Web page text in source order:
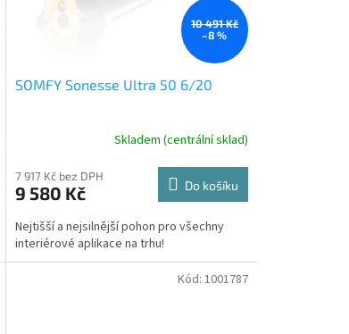
10 491 Kč
–8 %
SOMFY Sonesse Ultra 50 6/20
Skladem (centrální sklad)
7 917 Kč bez DPH
9 580 Kč Do košíku
Nejtišší a nejsilnější pohon pro všechny
interiérové aplikace na trhu!
Kód: 1001787